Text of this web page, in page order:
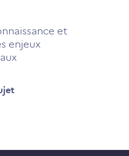
et
enjeux